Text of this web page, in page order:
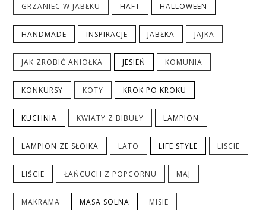
GRZANIEC W JABŁKU HAFT HALLOWEEN
HANDMADE INSPIRACJE JABŁKA JAJKA
JAK ZROBIĆ ANIOŁKA JESIEŃ KOMUNIA
KONKURSY KOTY KROK PO KROKU
KUCHNIA KWIATY Z BIBUŁY LAMPION
LAMPION ZE SŁOIKA LATO LIFE STYLE LISCIE
LIŚCIE ŁAŃCUCH Z POPCORNU MAJ
MAKRAMA MASA SOLNA MISIE